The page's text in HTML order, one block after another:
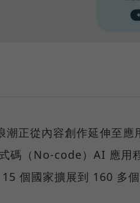
潮正從內容創作延伸至
碼（No-code）AI 應用
個國家擴展到 160 多個